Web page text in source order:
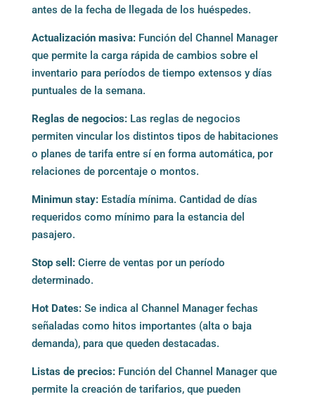
antes de la fecha de llegada de los huéspedes.
Actualización masiva: Función del Channel Manager
que permite la carga rápida de cambios sobre el
inventario para períodos de tiempo extensos y días
puntuales de la semana.
Reglas de negocios: Las reglas de negocios
permiten vincular los distintos tipos de habitaciones
o planes de tarifa entre sí en forma automática, por
relaciones de porcentaje o montos.
Minimun stay: Estadía mínima. Cantidad de días
requeridos como mínimo para la estancia del
pasajero.
Stop sell: Cierre de ventas por un período
determinado.
Hot Dates: Se indica al Channel Manager fechas
señaladas como hitos importantes (alta o baja
demanda), para que queden destacadas.
Listas de precios: Función del Channel Manager que
permite la creación de tarifarios, que pueden